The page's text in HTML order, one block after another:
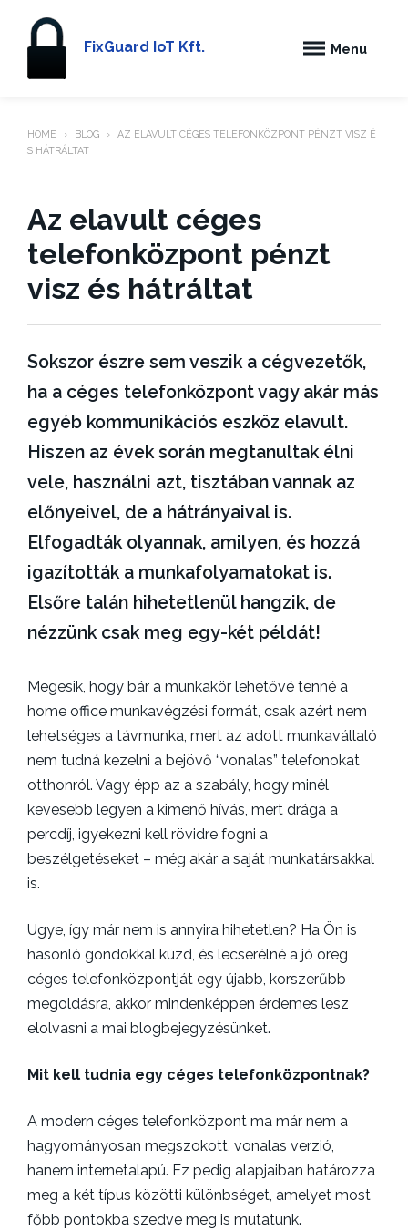
FixGuard IoT Kft. Menu
HOME › BLOG ›
AZ ELAVULT CÉGES TELEFONKÖZPONT PÉNZT VISZ É
S HÁTRÁLTAT
Az elavult céges
telefonközpont pénzt
visz és hátráltat
i
x
g
u
r
d
p
k
t
ó
b
r
3
,
2
2
5
a
t
e
g
r
i
s
l
o
g
Sokszor észre sem veszik a cégvezetők,
ha a céges telefonközpont vagy akár más
egyéb kommunikációs eszköz elavult.
Hiszen az évek során megtanultak élni
vele, használni azt, tisztában vannak az
előnyeivel, de a hátrányaival is.
Elfogadták olyannak, amilyen, és hozzá
igazították a munkafolyamatokat is.
Elsőre talán hihetetlenül hangzik, de
nézzünk csak meg egy-két példát!
Megesik, hogy bár a munkakör lehetővé tenné a
home office munkavégzési formát, csak azért nem
lehetséges a távmunka, mert az adott munkavállaló
nem tudná kezelni a bejövő “vonalas” telefonokat
otthonról. Vagy épp az a szabály, hogy minél
kevesebb legyen a kimenő hívás, mert drága a
percdíj, igyekezni kell rövidre fogni a
beszélgetéseket – még akár a saját munkatársakkal
is.
Ugye, így már nem is annyira hihetetlen? Ha Ön is
hasonló gondokkal küzd, és lecserélné a jó öreg
céges telefonközpontját egy újabb, korszerűbb
megoldásra, akkor mindenképpen érdemes lesz
elolvasni a mai blogbejegyzésünket.
Mit kell tudnia egy céges telefonközpontnak?
A modern céges telefonközpont ma már nem a
hagyományosan megszokott, vonalas verzió,
hanem internetalapú. Ez pedig alapjaiban határozza
meg a két típus közötti különbséget, amelyet most
főbb pontokba szedve meg is mutatunk.